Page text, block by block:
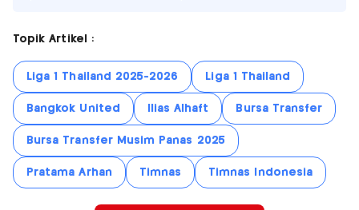
Topik Artikel :
Liga 1 Thailand 2025-2026 Liga 1 Thailand
Bangkok United Ilias Alhaft Bursa Transfer
Bursa Transfer Musim Panas 2025
Pratama Arhan Timnas Timnas Indonesia